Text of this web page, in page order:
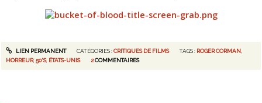
LIEN PERMANENT CATÉGORIES :CRITIQUES DE FILMS TAGS : ROGER CORMAN
HORREUR,50'S, ÉTATS-UNIS 2COMMENTAIRES